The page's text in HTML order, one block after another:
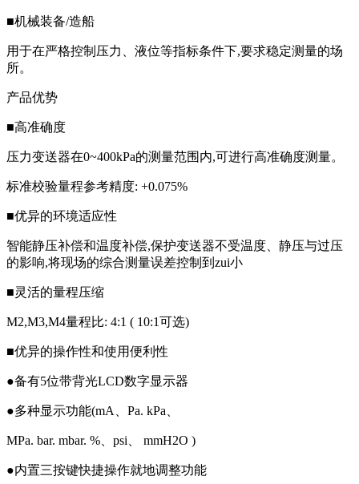
■机械装备/造船
用于在严格控制压力、液位等指标条件下,要求稳定测量的场
所。
产品优势
■高准确度
压力变送器在0~400kPa的测量范围内,可进行高准确度测量。
标准校验量程参考精度: +0.075%
■优异的环境适应性
智能静压补偿和温度补偿,保护变送器不受温度、静压与过压
的影响,将现场的综合测量误差控制到zui小
■灵活的量程压缩
M2,M3,M4量程比: 4:1 ( 10:1可选)
■优异的操作性和使用便利性
●备有5位带背光LCD数字显示器
●多种显示功能(mA、Pa. kPa、
MPa. bar. mbar. %、psi、 mmH2O )
●内置三按键快捷操作就地调整功能